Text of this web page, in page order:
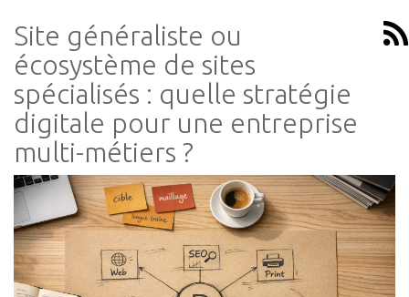
Site généraliste ou
écosystème de sites
spécialisés : quelle stratégie
digitale pour une entreprise
multi-métiers ?